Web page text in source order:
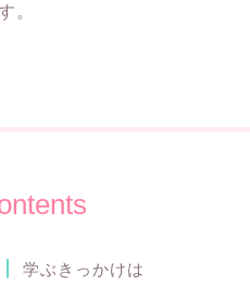
。
学ぶきっかけは